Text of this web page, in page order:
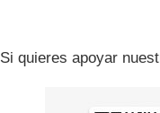
Si quieres apoyar